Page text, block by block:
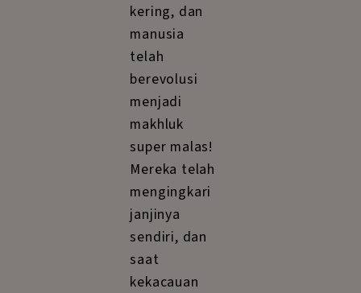
kering, dan
manusia
telah
berevolusi
menjadi
makhluk
super malas!
Mereka telah
mengingkari
janjinya
sendiri, dan
saat
kekacauan